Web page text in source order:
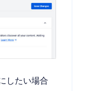
したい場合